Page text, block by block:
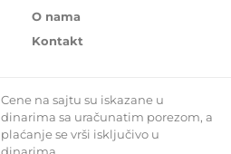
O nama
Kontakt
Cene na sajtu su iskazane u
dinarima sa uračunatim porezom, a
plaćanje se vrši isključivo u